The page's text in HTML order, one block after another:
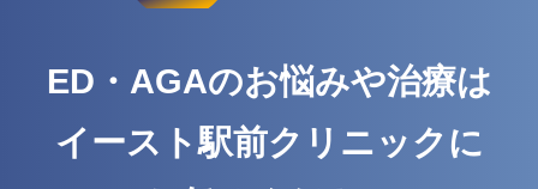
ED・AGAのお悩みや治療は
イースト駅前クリニックに